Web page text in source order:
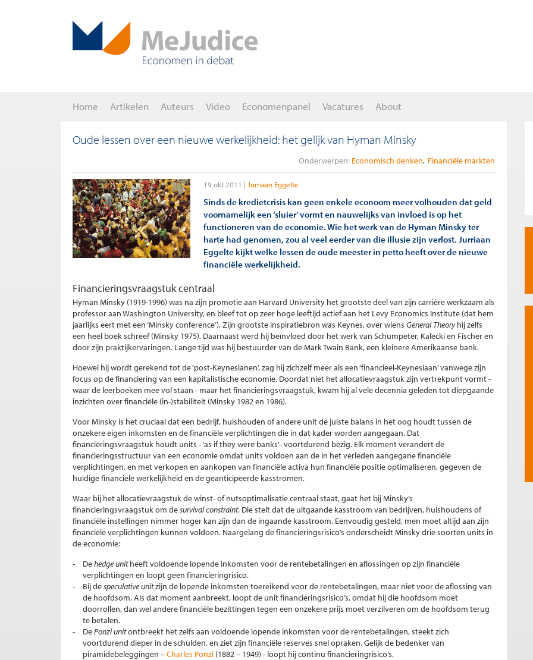
Home Artikelen Auteurs Video Economenpanel Vacatures About
Oude lessen over een nieuwe werkelijkheid: het gelijk van Hyman Minsky
Onderwerpen: Economisch denken Financiële markten
19 okt 2011 Jurriaan Eggelte
Sinds de kredietcrisis kan geen enkele econoom meer volhouden dat geld
voornamelijk een ‘sluier’ vormt en nauwelijks van invloed is op het
functioneren van de economie. Wie het werk van de Hyman Minsky ter
harte had genomen, zou al veel eerder van die illusie zijn verlost. Jurriaan
Eggelte kijkt welke lessen de oude meester in petto heeft over de nieuwe
financiële werkelijkheid.
Financieringsvraagstuk centraal
Hyman Minsky (1919-1996) was na zijn promotie aan Harvard University het grootste deel van zijn carrière werkzaam als
professor aan Washington University, en bleef tot op zeer hoge leeftijd actief aan het Levy Economics Institute (dat hem
jaarlijks eert met een ‘Minsky conference’). Zijn grootste inspiratiebron was Keynes, over wiens General Theoryhij zelfs
een heel boek schreef (Minsky 1975). Daarnaast werd hij beïnvloed door het werk van Schumpeter, Kalecki en Fischer en
door zijn praktijkervaringen. Lange tijd was hij bestuurder van de Mark Twain Bank, een kleinere Amerikaanse bank.
Hoewel hij wordt gerekend tot de ‘post-Keynesianen’, zag hij zichzelf meer als een ‘financieel-Keynesiaan’ vanwege zijn
focus op de financiering van een kapitalistische economie. Doordat niet het allocatievraagstuk zijn vertrekpunt vormt -
waar de leerboeken mee vol staan - maar het financieringsvraagstuk, kwam hij al vele decennia geleden tot diepgaande
inzichten over financiële (in-)stabiliteit (Minsky 1982 en 1986).
Voor Minsky is het cruciaal dat een bedrijf, huishouden of andere unit de juiste balans in het oog houdt tussen de
onzekere eigen inkomsten en de financiële verplichtingen die in dat kader worden aangegaan. Dat
financieringsvraagstuk houdt units - ‘as if they were banks’- voortdurend bezig. Elk moment verandert de
financieringsstructuur van een economie omdat units voldoen aan de in het verleden aangegane financiële
verplichtingen, en met verkopen en aankopen van financiële activa hun financiële positie optimaliseren, gegeven de
huidige financiële werkelijkheid en de geanticipeerde kasstromen.
Waar bij het allocatievraagstuk de winst- of nutsoptimalisatie centraal staat, gaat het bij Minsky’s
financieringsvraagstuk om desurvival constraint. Die stelt dat de uitgaande kasstroom van bedrijven, huishoudens of
financiële instellingen nimmer hoger kan zijn dan de ingaande kasstroom. Eenvoudig gesteld, men moet altijd aan zijn
financiële verplichtingen kunnen voldoen. Naargelang de financieringsrisico’s onderscheidt Minsky drie soorten units in
de economie:
Dehedge unitheeft voldoende lopende inkomsten voor de rentebetalingen en aflossingen op zijn financiële
verplichtingen en loopt geen financieringrisico.
Bij despeculative unitzijn de lopende inkomsten toereikend voor de rentebetalingen, maar niet voor de aflossing van
de hoofdsom. Als dat moment aanbreekt, loopt de unit financieringsrisico’s, omdat hij die hoofdsom moet
doorrollen, dan wel andere financiële bezittingen tegen een onzekere prijs moet verzilveren om de hoofdsom terug
te betalen.
DePonzi unitontbreekt het zelfs aan voldoende lopende inkomsten voor de rentebetalingen, steekt zich
voortdurend dieper in de schulden, en ziet zijn financiële reserves snel opraken. Gelijk de bedenker van
piramidebeleggingen –Charles Ponzi (1882 – 1949) - loopt hij continu financieringrisico’s.